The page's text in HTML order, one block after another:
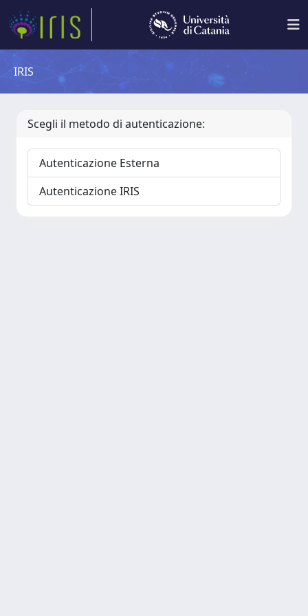
IRIS
Scegli il metodo di autenticazione:
Autenticazione Esterna
Autenticazione IRIS